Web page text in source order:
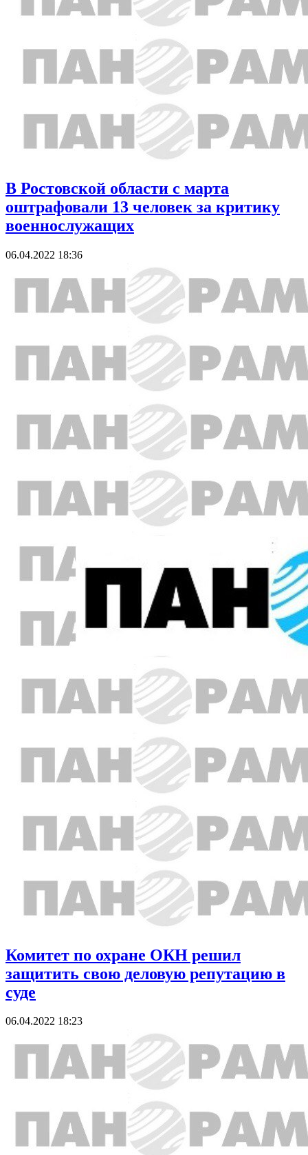
В Ростовской области с марта
оштрафовали 13 человек за критику
военнослужащих
06.04.2022 18:36
Комитет по охране ОКН решил
защитить свою деловую репутацию в
суде
06.04.2022 18:23